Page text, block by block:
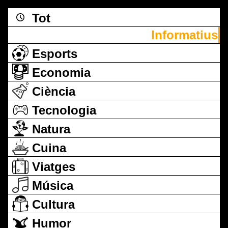
Tot
Informatius
Esports
Economia
Ciència
Tecnologia
Natura
Cuina
Viatges
Música
Cultura
Humor